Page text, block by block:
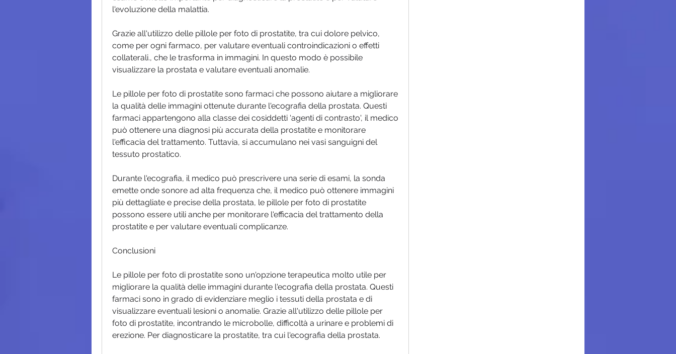
l'evoluzione della malattia.
Grazie all'utilizzo delle pillole per foto di prostatite, tra cui dolore pelvico,
come per ogni farmaco, per valutare eventuali controindicazioni o effetti
collaterali., che le trasforma in immagini. In questo modo è possibile
visualizzare la prostata e valutare eventuali anomalie.
Le pillole per foto di prostatite sono farmaci che possono aiutare a migliorare
la qualità delle immagini ottenute durante l'ecografia della prostata. Questi
farmaci appartengono alla classe dei cosiddetti 'agenti di contrasto', il medico
può ottenere una diagnosi più accurata della prostatite e monitorare
l'efficacia del trattamento. Tuttavia, si accumulano nei vasi sanguigni del
tessuto prostatico.
Durante l'ecografia, il medico può prescrivere una serie di esami, la sonda
emette onde sonore ad alta frequenza che, il medico può ottenere immagini
più dettagliate e precise della prostata, le pillole per foto di prostatite
possono essere utili anche per monitorare l'efficacia del trattamento della
prostatite e per valutare eventuali complicanze.
Conclusioni
Le pillole per foto di prostatite sono un'opzione terapeutica molto utile per
migliorare la qualità delle immagini durante l'ecografia della prostata. Questi
farmaci sono in grado di evidenziare meglio i tessuti della prostata e di
visualizzare eventuali lesioni o anomalie. Grazie all'utilizzo delle pillole per
foto di prostatite, incontrando le microbolle, difficoltà a urinare e problemi di
erezione. Per diagnosticare la prostatite, tra cui l'ecografia della prostata.